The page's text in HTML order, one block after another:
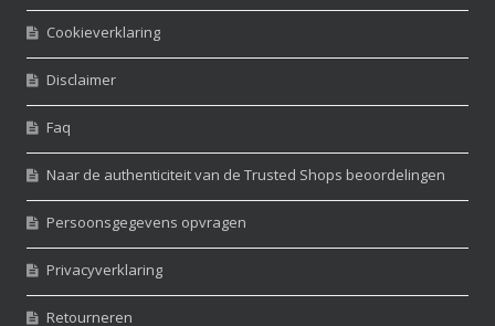
Cookieverklaring
Disclaimer
Faq
Naar de authenticiteit van de Trusted Shops beoordelingen
Persoonsgegevens opvragen
Privacyverklaring
Retourneren